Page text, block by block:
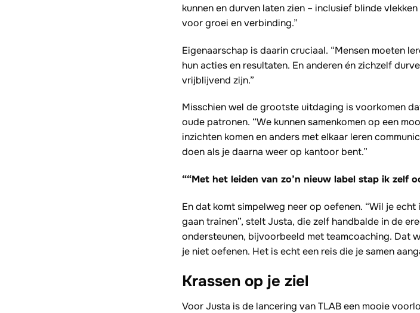
kunnen en durven laten zien – inclusief blinde
voor groei en verbinding.”
Eigenaarschap is daarin cruciaal. “Mensen moeten
hun acties en resultaten. En anderen én zichzelf
vrijblijvend zijn.”
Misschien wel de grootste uitdaging is voorkomen
oude patronen. “We kunnen samenkomen op een
inzichten komen en anders met elkaar leren
doen als je daarna weer op kantoor bent.”
““Met het leiden van zo’n nieuw label stap ik zelf
En dat komt simpelweg neer op oefenen. “Wil je
gaan trainen”, stelt Justa, die zelf handbalde in de
ondersteunen, bijvoorbeeld met teamcoaching. Dat
je niet oefenen. Het is echt een reis die je samen
Krassen op je ziel
Voor Justa is de lancering van TLAB een mooie